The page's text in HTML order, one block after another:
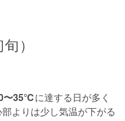
）
〜35℃に達する日が多く
よりは少し気温が下がる